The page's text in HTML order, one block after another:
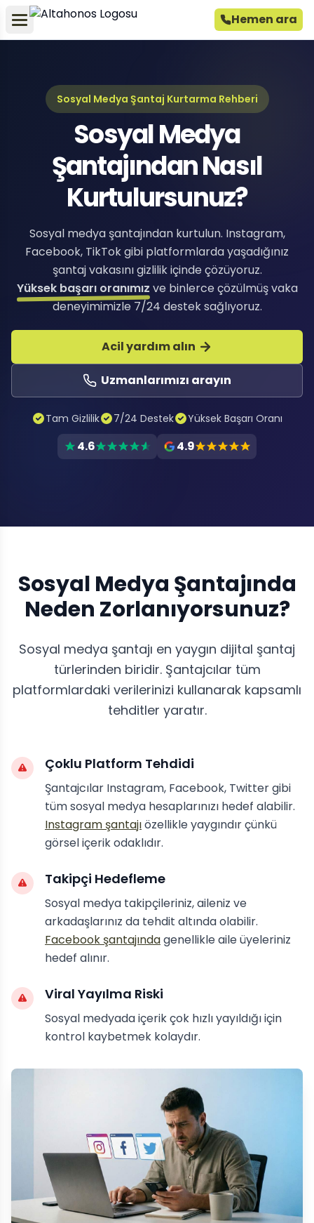
Hemen ara
Sosyal Medya Şantaj Kurtarma Rehberi
Sosyal Medya
Şantajından Nasıl
Kurtulursunuz?
Sosyal medya şantajından kurtulun. Instagram,
Facebook, TikTok gibi platformlarda yaşadığınız
şantaj vakasını gizlilik içinde çözüyoruz.
Yüksek başarı oranımız ve binlerce çözülmüş vaka
deneyimimizle 7/24 destek sağlıyoruz.
Acil yardım alın
Uzmanlarımızı arayın
Tam Gizlilik 7/24 Destek Yüksek Başarı Oranı
4.6 4.9
Sosyal Medya Şantajında
Neden Zorlanıyorsunuz?
Sosyal medya şantajı en yaygın dijital şantaj
türlerinden biridir. Şantajcılar tüm
platformlardaki verilerinizi kullanarak kapsamlı
tehditler yaratır.
Çoklu Platform Tehdidi
Şantajcılar Instagram, Facebook, Twitter gibi
tüm sosyal medya hesaplarınızı hedef alabilir.
Instagram şantajıözellikle yaygındır çünkü
görsel içerik odaklıdır.
Takipçi Hedefleme
Sosyal medya takipçileriniz, aileniz ve
arkadaşlarınız da tehdit altında olabilir.
Facebook şantajındagenellikle aile üyeleriniz
hedef alınır.
Viral Yayılma Riski
Sosyal medyada içerik çok hızlı yayıldığı için
kontrol kaybetmek kolaydır.